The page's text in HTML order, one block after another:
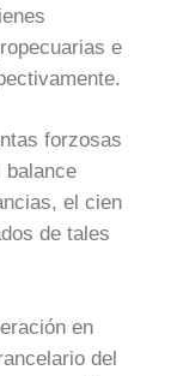
e
forzosas
balance
el cien
de tales
en
del